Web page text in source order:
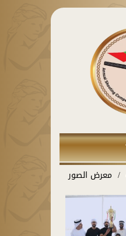
معرض الصور